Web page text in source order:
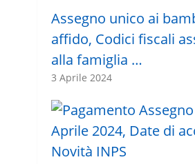
Assegno unico ai
affido, Codici fiscali
alla famiglia …
3 Aprile 2024